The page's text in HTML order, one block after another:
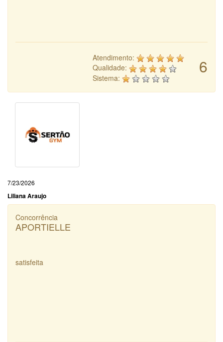
6
Atendimento:
Qualidade:
Sistema:
7/23/2026
Liliana Araujo
Concorrência
APORTIELLE
satisfeita